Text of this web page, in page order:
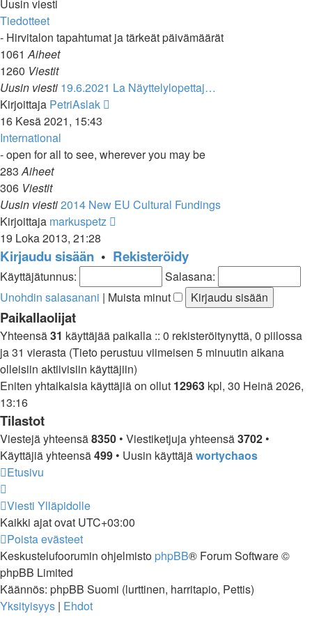
Uusin viesti
Tiedotteet
- Hirvitalon tapahtumat ja tärkeät päivämäärät
1061Aiheet
1260 Viestit
Uusin viesti 19.6.2021 La Näyttelylopettaj…
Kirjoittaja PetriAslak
16 Kesä 2021, 15:43
International
- open for all to see, wherever you may be
283Aiheet
306 Viestit
Uusin viesti2014 New EU Cultural Fundings
Kirjoittaja markuspetz
viesti
19 Loka 2013, 21:28
Kirjaudu sisään • Rekisteröidy
Käyttäjätunnus:
Salasana:
Unohdin salasanani | Muista minut
Paikallaolijat
Yhteensä31 käyttäjää paikalla :: 0 rekisteröitynyttä, 0 piilossa
ja 31 vierasta (Tieto perustuu viimeisen 5 minuutin aikana
olleisiin aktiivisiin käyttäjiin)
Eniten yhtaikaisia käyttäjiä on ollut 12963 kpl, 30 Heinä 2026,
13:16
Tilastot
Viestejä yhteensä8350 • Viestiketjuja yhteensä3702 •
Käyttäjiä yhteensä499 • Uusin käyttäjäwortychaos
Etusivu
Viesti Ylläpidolle
Kaikki ajat ovat UTC+03:00
Poista evästeet
Keskustelufoorumin ohjelmisto phpBB® Forum Software ©
phpBB Limited
Käännös: phpBB Suomi (lurttinen, harritapio, Pettis)
Yksityisyys | Ehdot